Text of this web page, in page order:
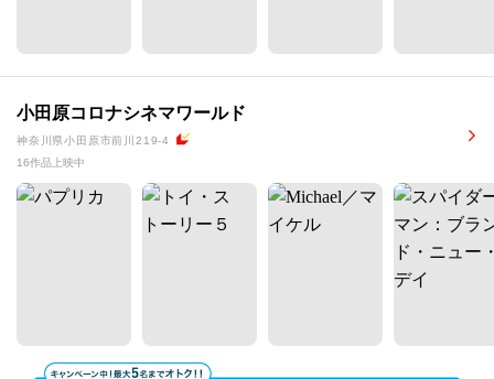
小田原コロナシネマワールド
神奈川県小田原市前川219-4
16作品上映中